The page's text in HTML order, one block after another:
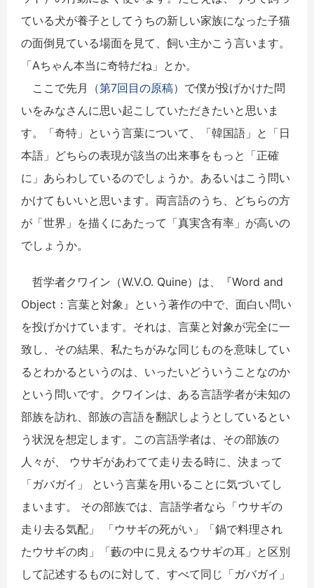
ている犬が養子としてうちの新しい家族になった子猫
の面倒見ている場面を見て、飼い主かこう言います。
「Aちゃん本当に奇特だね」とか。
ここで先月
（第7回目の原稿） で僕が投げかけた問
いをみなさんに思い起こしていただきたいと思いま
す。「奇特」という言葉について、「韓国語」と「日
本語」どちらの表現が該当の出来事をもっと「正確
に」あらわしているのでしょうか。あるいはこう問い
かけてもいいと思います。両言語のうち、どちらの方
が「世界」を描くにあたって「真実含有率」が高いの
でしょうか。
哲学者クワイン（W.V.O. Quine）は、『Word and
Object：言葉と対象』という著作の中で、面白い問い
を投げかけています。それは、言葉と対象が完全に一
致し、その結果、私たちがみな同じものを意味してい
るとわかるというのは、いったいどういうことなのか
という問いです。クワインは、ある言語学者が未知の
部族を訪れ、部族の言語を翻訳しようとしているとい
う状況を想定します。この言語学者は、その部族の
人々が、 ウサギがあわてて走り去る時に、決まって
「ガバガイ」 という言葉を用いることに気づいてし
まいます。 その部族では、言語学者なら「ウサギの
走り去る気配」 「ウサギの死がい」「鍋で料理され
たウサギの肉」「藪の中に見えるウサギの耳」と区別
して記述するものに対して、すべて同じ「ガバガイ」